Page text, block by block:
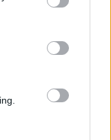
party tags to
in below Google